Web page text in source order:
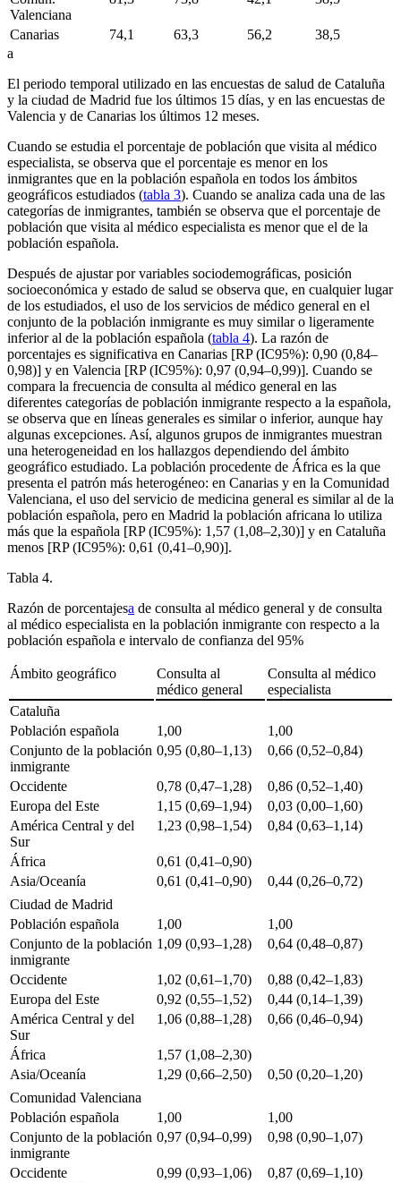
Valenciana
Canarias 74,1 63,3 56,2
38,5
a
El periodo temporal utilizado en las encuestas de salud de Cataluña
y la ciudad de Madrid fue los últimos 15 días, y en las encuestas de
Valencia y de Canarias los últimos 12 meses.
Cuando se estudia el porcentaje de población que visita al médico
especialista, se observa que el porcentaje es menor en los
inmigrantes que en la población española en todos los ámbitos
geográficos estudiados (tabla 3). Cuando se analiza cada una de las
categorías de inmigrantes, también se observa que el porcentaje de
población que visita al médico especialista es menor que el de la
población española.
Después de ajustar por variables sociodemográficas, posición
socioeconómica y estado de salud se observa que, en cualquier lugar
de los estudiados, el uso de los servicios de médico general en el
conjunto de la población inmigrante es muy similar o ligeramente
inferior al de la población española (tabla 4). La razón de
porcentajes es significativa en Canarias [RP (IC95%): 0,90 (0,84–
0,98)] y en Valencia [RP (IC95%): 0,97 (0,94–0,99)]. Cuando se
compara la frecuencia de consulta al médico general en las
diferentes categorías de población inmigrante respecto a la española,
se observa que en líneas generales es similar o inferior, aunque hay
algunas excepciones. Así, algunos grupos de inmigrantes muestran
una heterogeneidad en los hallazgos dependiendo del ámbito
geográfico estudiado. La población procedente de África es la que
presenta el patrón más heterogéneo: en Canarias y en la Comunidad
Valenciana, el uso del servicio de medicina general es similar al de la
población española, pero en Madrid la población africana lo utiliza
más que la española [RP (IC95%): 1,57 (1,08–2,30)] y en Cataluña
menos [RP (IC95%): 0,61 (0,41–0,90)].
Tabla 4.
Razón de porcentajesa de consulta al médico general y de consulta
al médico especialista en la población inmigrante con respecto a la
población española e intervalo de confianza del 95%
Ámbito geográfico
Consulta al
médico general
Consulta al médico
especialista
Cataluña
Población española
1,00
1,00
Conjunto de la población
inmigrante
0,95 (0,80–1,13) 0,66 (0,52–0,84)
Occidente 0,78 (0,47–1,28)
0,86 (0,52–1,40)
Europa del Este
1,15 (0,69–1,94)
0,03 (0,00–1,60)
América Central y del
Sur
1,23 (0,98–1,54) 0,84 (0,63–1,14)
África
0,61 (0,41–0,90)
Asia/Oceanía
0,61 (0,41–0,90)
0,44 (0,26–0,72)
Ciudad de Madrid
Población española
1,00
1,00
Conjunto de la población
inmigrante
1,09 (0,93–1,28) 0,64 (0,48–0,87)
Occidente 1,02 (0,61–1,70)
0,88 (0,42–1,83)
Europa del Este
0,92 (0,55–1,52)
0,44 (0,14–1,39)
América Central y del
Sur
1,06 (0,88–1,28) 0,66 (0,46–0,94)
África
1,57 (1,08–2,30)
Asia/Oceanía
1,29 (0,66–2,50)
0,50 (0,20–1,20)
Comunidad Valenciana
Población española
1,00
1,00
Conjunto de la población
inmigrante
0,97 (0,94–0,99) 0,98 (0,90–1,07)
Occidente 0,99 (0,93–1,06)
0,87 (0,69–1,10)